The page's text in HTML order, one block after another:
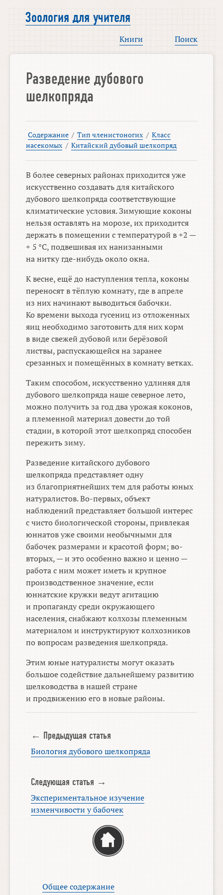
Зоология для учителя
Книги Поиск
Разведение дубового
шелкопряда
Содержание / Тип членистоногих / Класс
насекомых / Китайский дубовый шелкопряд
В более северных районах приходится уже
искусственно создавать для китайского
дубового шелкопряда соответствующие
климатические условия. Зимующие коконы
нельзя оставлять на морозе, их приходится
держать в помещении с температурой в +2 —
+ 5 °C, подвешивая их нанизанными
на нитку где-нибудь около окна.
К весне, ещё до наступления тепла, коконы
переносят в тёплую комнату, где в апреле
из них начинают выводиться бабочки.
Ко времени выхода гусениц из отложенных
яиц необходимо заготовить для них корм
в виде свежей дубовой или берёзовой
листвы, распускающейся на заранее
срезанных и помещённых в комнату ветках.
Таким способом, искусственно удлиняя для
дубового шелкопряда наше северное лето,
можно получить за год два урожая коконов,
а племенной материал довести до той
стадии, в которой этот шелкопряд способен
пережить зиму.
Разведение китайского дубового
шелкопряда представляет одну
из благоприятнейших тем для работы юных
натуралистов. Во-первых, объект
наблюдений представляет большой интерес
с чисто биологической стороны, привлекая
юннатов уже своими необычными для
бабочек размерами и красотой форм; во-
вторых, — и это особенно важно и ценно —
работа с ним может иметь и крупное
производственное значение, если
юннатские кружки ведут агитацию
и пропаганду среди окружающего
населения, снабжают колхозы племенным
материалом и инструктируют колхозников
по вопросам разведения шелкопряда.
Этим юные натуралисты могут оказать
большое содействие дальнейшему развитию
шелководства в нашей стране
и продвижению его в новые районы.
← Предыдущая статья
Биология дубового шелкопряда
Следующая статья →
Экспериментальное изучение
изменчивости у бабочек
Общее содержание